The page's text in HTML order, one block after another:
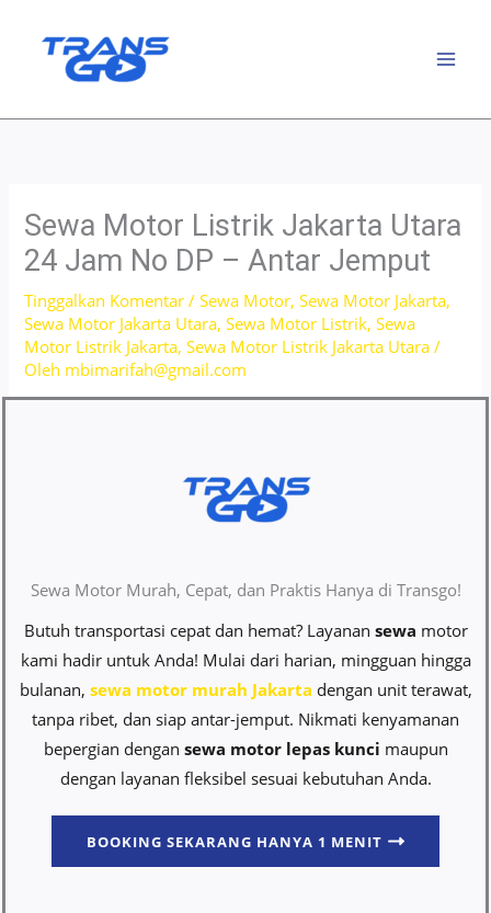
Sewa Motor Listrik Jakarta Utara
24 Jam No DP – Antar Jemput
Tinggalkan Komentar /Sewa Motor,Sewa Motor Jakarta,
Sewa Motor Jakarta Utara,Sewa Motor Listrik,Sewa
Motor Listrik Jakarta,Sewa Motor Listrik Jakarta Utara /
Oleh mbimarifah@gmail.com
Sewa Motor Murah, Cepat, dan Praktis Hanya di Transgo!
Butuh transportasi cepat dan hemat? Layanan sewa motor
kami hadir untuk Anda! Mulai dari harian, mingguan hingga
bulanan, sewa motor murah Jakarta dengan unit terawat,
tanpa ribet, dan siap antar-jemput. Nikmati kenyamanan
bepergian dengan sewa motor lepas kunci maupun
dengan layanan fleksibel sesuai kebutuhan Anda.
BOOKING SEKARANG HANYA 1 MENIT